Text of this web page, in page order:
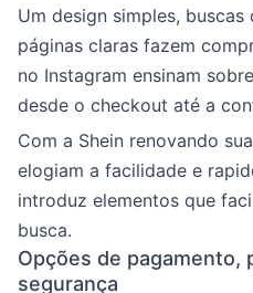
Um design simples,
páginas claras fazem
no Instagram ensinam
desde o checkout até a
Com a Shein renovando
elogiam a facilidade e
introduz elementos que
busca.
Opções de pagamento,
segurança